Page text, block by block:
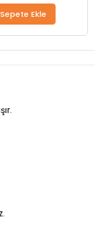
Sepete Ekle